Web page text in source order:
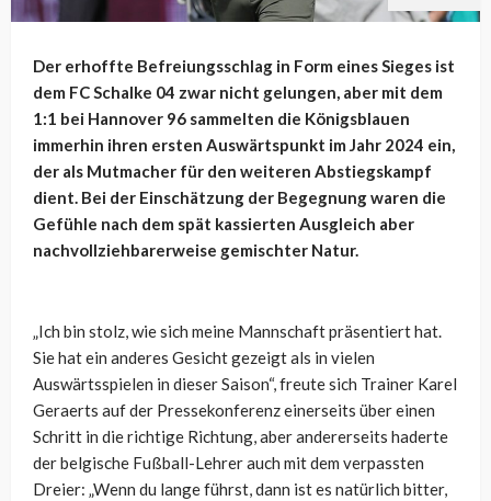
Der erhoffte Befreiungsschlag in Form eines Sieges ist
dem FC Schalke 04 zwar nicht gelungen, aber mit dem
1:1 bei Hannover 96 sammelten die Königsblauen
immerhin ihren ersten Auswärtspunkt im Jahr 2024 ein,
der als Mutmacher für den weiteren Abstiegskampf
dient. Bei der Einschätzung der Begegnung waren die
Gefühle nach dem spät kassierten Ausgleich aber
nachvollziehbarerweise gemischter Natur.
„Ich bin stolz, wie sich meine Mannschaft präsentiert hat.
Sie hat ein anderes Gesicht gezeigt als in vielen
Auswärtsspielen in dieser Saison“, freute sich Trainer Karel
Geraerts auf der Pressekonferenz einerseits über einen
Schritt in die richtige Richtung, aber andererseits haderte
der belgische Fußball-Lehrer auch mit dem verpassten
Dreier: „Wenn du lange führst, dann ist es natürlich bitter,